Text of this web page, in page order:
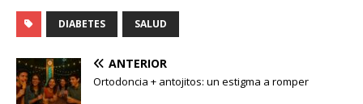
DIABETES SALUD
ANTERIOR
Ortodoncia + antojitos: un estigma a romper